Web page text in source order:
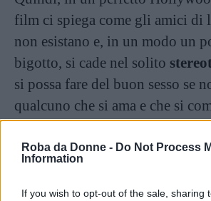
Roba da Donne - Do Not Process
Information
If you wish to opt-out of the sale, sharing
film ci spiega come gli amici di
non esistano e, in un modo un
bigotto, si cade nel solito
si possa fare del buon sesso se
qualcuno che si ama e che si
profondità. Può essere anche
ma non può esserlo sempre e